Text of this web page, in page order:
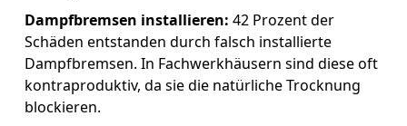
Dampfbremsen installieren: 42 Prozent der
Schäden entstanden durch falsch installierte
Dampfbremsen. In Fachwerkhäusern sind diese oft
kontraproduktiv, da sie die natürliche Trocknung
blockieren.